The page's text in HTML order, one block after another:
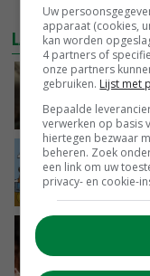
LAATSTE NIEUWS
Uw
apparaat (cookies,
kan worden
4 partners of
onze partners
gebruiken. Lijst met
Bepaalde
verwerken op basis
hiertegen bezwaar
beheren. Zoek
een link om uw
privacy- en cookie-